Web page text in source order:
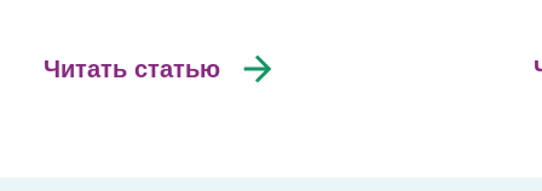
Читать статью